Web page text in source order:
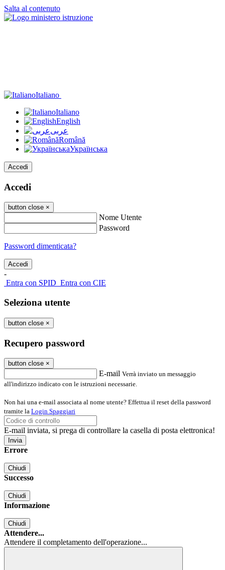
Salta al contenuto
Italiano
Italiano
English
عربى
Română
Українська
Accedi
Accedi
button close ×
Nome Utente
Password
Password dimenticata?
-
Entra con SPID Entra con CIE
Seleziona utente
button close ×
Recupero password
button close ×
E-mail Verrà inviato un messaggio
all'indirizzo indicato con le istruzioni necessarie.
Non hai una e-mail associata al nome utente? Effettua il reset della password
tramite la Login Spaggiari
E-mail inviata, si prega di controllare la casella di posta elettronica!
Errore
Chiudi
Successo
Chiudi
Informazione
Chiudi
Attendere...
Attendere il completamento dell'operazione...